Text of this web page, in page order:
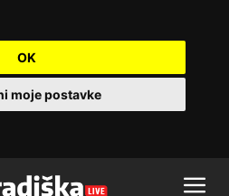
OK
moje postavke